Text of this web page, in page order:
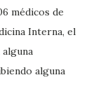
médicos de
Interna, el
alguna